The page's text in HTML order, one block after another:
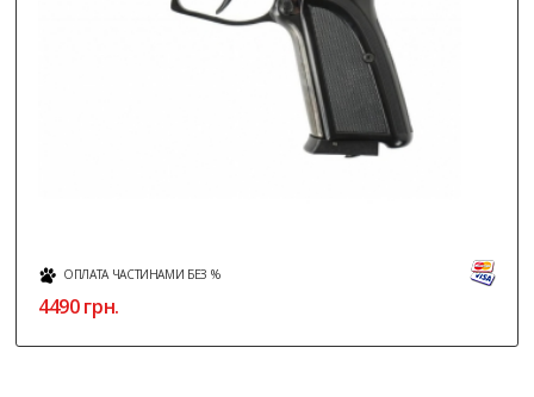
ОПЛАТА ЧАСТИНАМИ БЕЗ %
4490грн.